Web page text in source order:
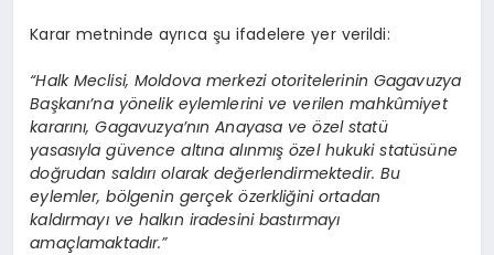
Karar metninde ayrıca şu ifadelere yer verildi:
“Halk Meclisi, Moldova merkezi otoritelerinin Gagavuzya
Başkanı’na yönelik eylemlerini ve verilen mahkûmiyet
kararını, Gagavuzya’nın Anayasa ve özel statü
yasasıyla güvence altına alınmış özel hukuki statüsüne
doğrudan saldırı olarak değerlendirmektedir. Bu
eylemler, bölgenin gerçek özerkliğini ortadan
kaldırmayı ve halkın iradesini bastırmayı
amaçlamaktadır.”